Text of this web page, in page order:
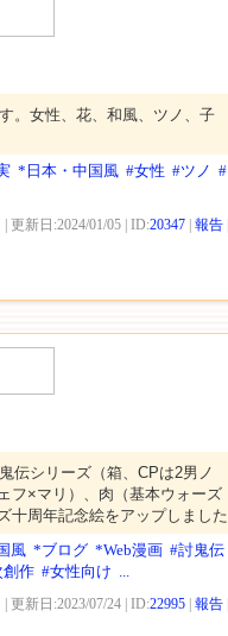
。女性、花、和風、ツノ、子
*日本・中国風 #女性 #ツノ #
| 更新日:2024/01/05 | ID:20347 報告
伝シリーズ（箱、CPは2男ノ
フ×マリ）、肉（基本ウォーズ
十周年記念絵をアップしました
風 *ブログ *Web漫画 #討鬼伝
創作 #女性向け ...
| 更新日:2023/07/24 | ID:22995 報告